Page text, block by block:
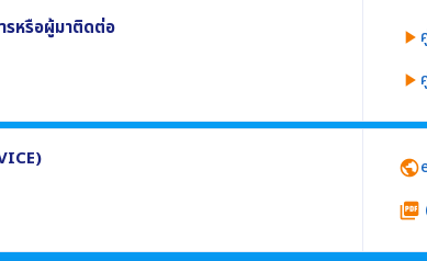
รหรือผู้มาติดต่อ
รหรือผู้มาติดต่อใช้เป็นข้อมูล อย่างน้อย 3 งาน อย่างน้อย
กอบ
play_arrow
play_arrow
ภารกิจของหน่วยงานผ่านเครือข่ายอินเทอร์เน็ต โดยผู้
public
picture_as_pdf